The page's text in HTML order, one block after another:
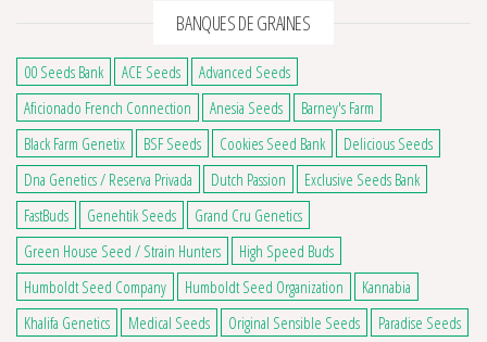
BANQUES DE GRAINES
00 Seeds Bank ACE Seeds
Advanced Seeds
Aficionado French Connection
Anesia Seeds
Barney's Farm
Black Farm Genetix
BSF Seeds Cookies Seed Bank
Delicious Seeds
Dna Genetics / Reserva Privada
Dutch Passion
Exclusive Seeds Bank
FastBuds
Genehtik Seeds
Grand Cru Genetics
Green House Seed / Strain Hunters
High Speed Buds
Humboldt Seed Company
Humboldt Seed Organization
Kannabia
Khalifa Genetics
Medical Seeds Original Sensible Seeds
Paradise Seeds